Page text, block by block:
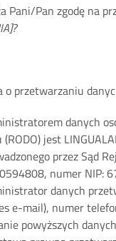
Pani/Pan zgodę na
o przetwarzaniu
danych
(RODO) jest
przez Sąd
numer NIP:
danych
e-mail), numer
powyższych